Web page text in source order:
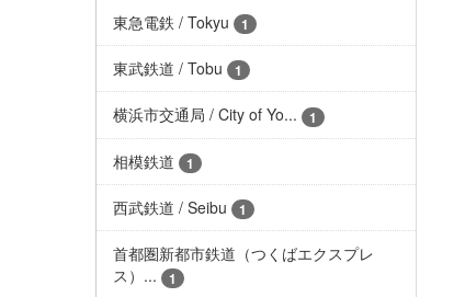
東急電鉄 / Tokyu 1
東武鉄道 / Tobu 1
横浜市交通局 / City of Yo... 1
相模鉄道 1
西武鉄道 / Seibu 1
首都圏新都市鉄道（つくばエクスプレ
ス）...
1